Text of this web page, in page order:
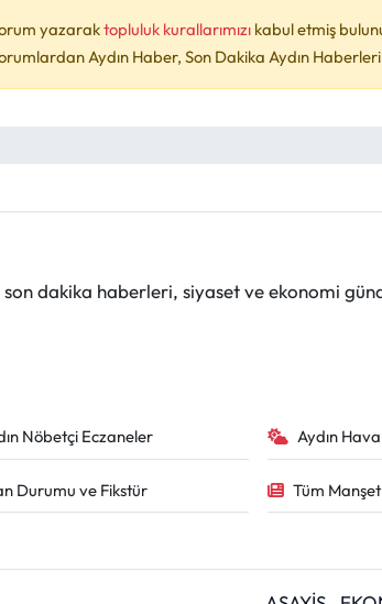
yazaraktopluluk kurallarımızı kabul etmiş
Aydın Haber, Son Dakika Aydın
son dakika haberleri, siyaset ve ekonomi
Nöbetçi Eczaneler Aydın
Durumu ve Fikstür Tüm